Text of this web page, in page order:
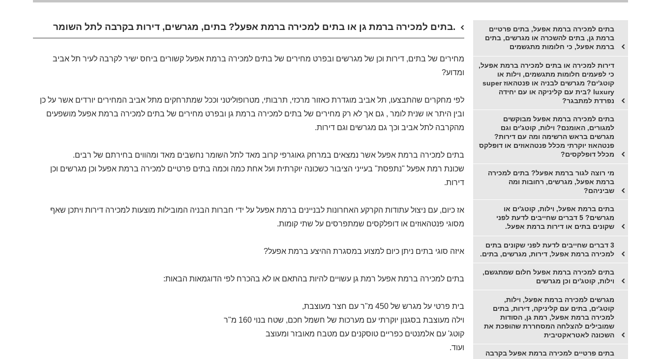
בתים למכירה ברמת גן או בתים למכירה ברמת אפעל? בתים, מגרשים, דירות בקרבה לתל השומר.
מחירים של בתים, דירות וכן של מגרשים ובפרט מחירים של בתים למכירה ברמת אפעל קשורים ביחס ישיר לקרבה לעיר תל אביב
ומדוע?
לפי מחקרים שהתבצעו, תל אביב מוגדרת כאזור מרכזי, תרבותי, מטרופוליטני וככל שמתרחקים מתל אביב המחירים יורדים אשר על כן
ובין היתר או שנית לומר , גם אך לא רק מחירים של בתים למכירה ברמת גן ובפרט מחירים של בתים למכירה ברמת אפעל מושפעים
מהקרבה לתל אביב וכך גם מגרשים וגם דירות.
בתים למכירה ברמת אפעל אשר נמצאים במרחק גאוגרפי קרוב מאד לתל השומר נחשבים מאד ומהווים בחירתם של רבים.
שכונת רמת אפעל "נתפסת" בעייני הציבור כשכונה יוקרתית ועל אחת כמה וכמה בתים פרטיים למכירה ברמת אפעל וכן מגרשים וכן
דירות.
אז כיום, עם ניצול עתודות הקרקע האחרונות לבניינים ברמת אפעל על ידי חברות הבניה המובילות מוצעות למכירה דירות ויתכן שאף
מסוגי פנטהאוזים או דופלקסים שמתפרסים על שתי קומות.
איזה סוגי בתים ניתן כיום למצוע במסגרת ההיצע ברמת אפעל?
בתים למכירה ברמת אפעל רמת גן עשויים להיות בהתאם או לא בהכרח לפי הדוגמאות הבאות:
בית פרטי על מגרש של 450 מ"ר עם חצר מעוצבת,
וילה מעוצבת בסגנון יוקרתי עם מערכות של חשמל חכם, שטח בנוי 160 מ"ר
קוטג' עם אלמנטים כפריים טוסקנים עם מטבח מאובזר ומעוצב
ועוד.
בתים למכירה ברמת אפעל, בתים פרטיים
ברמת גן, בתים להשכרה או מגרשים, בתים
ברמת אפעל, כי חלומות מתגשמים
דירות למכירה או בתים למכירה ברמת אפעל,
כי לפעמים חלומות מתגשמים, וילות או
קוטג'ים? מגרשים לבניה או פנטהאוז super
luxury ?בית עם קליניקה או עם יחידה
נפרדת למתבגר?
בתים למכירה ברמת אפעל מבוקשים
למגורים, האומנם? וילות, קוטג'ים וגם
מגרשים בראש הרשימה ומה עם דירות?
פנטהאוז יוקרתי מכלל פנטהאוזים או דופלקס
מכלל דופלקסים?
מי רוצה לגור ברמת אפעל? בתים למכירה
ברמת אפעל, מגרשים, רחובות ומה
שביניהם?
בתים ברמת אפעל, וילות, קוטג'ים או
מגרשים? 5 דברים שחייבים לדעת לפני
שקונים בתים או דירות ברמת אפעל.
3 דברים שחייבים לדעת לפני שקונים בתים
למכירה ברמת אפעל, דירות, מגרשים, בתים.
בתים למכירה ברמת אפעל חלום שמתגשם,
וילות, קוטג'ים וכן מגרשים
מגרשים למכירה ברמת אפעל, וילות,
קוטג'ים, בתים עם קליניקה, דירות, בתים
למכירה ברמת אפעל, רמת גן, הסודות
שמובילים להצלחה המסחררת שהופכת את
השכונה לאטראקטיבית
בתים פרטיים למכירה ברמת אפעל בקרבה